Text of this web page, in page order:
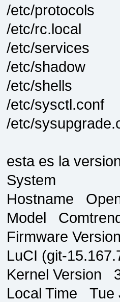
/etc/protocols
/etc/rc.local
/etc/services
/etc/shadow
/etc/shells
/etc/sysctl.conf
/etc/
esta es la
System
Hostname
Model
Firmware
LuCI (git-
Kernel Version
Local Time Tue